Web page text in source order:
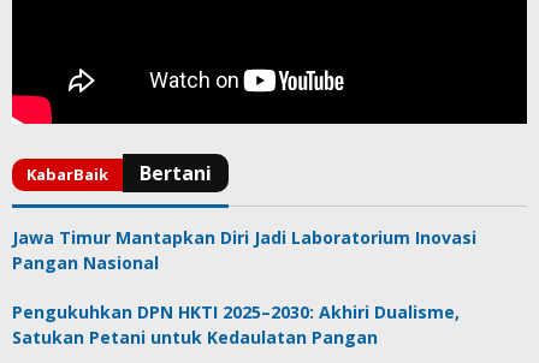
Jawa Timur Mantapkan Diri Jadi Laboratorium Inovasi
Pangan Nasional
Pengukuhkan DPN HKTI 2025–2030: Akhiri Dualisme,
Satukan Petani untuk Kedaulatan Pangan